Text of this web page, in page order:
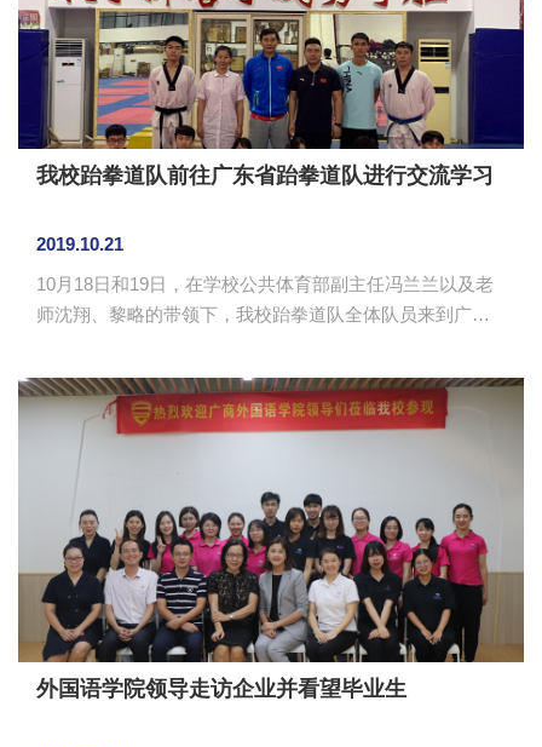
程及注意事项，为接下来的志愿活动做好准备。随后志愿
者们被分成若干个队伍并由领队...
我校跆拳道队前往广东省跆拳道队进行交流学习
2019.10.21
10月18日和19日，在学校公共体育部副主任冯兰兰以及老
师沈翔、黎略的带领下，我校跆拳道队全体队员来到广东
我校校队的队员们认真积极地参与训练，不仅学习了专业
的知识，还获得了精神上的激励。广东省跆拳道队的李来
教练为校队全体队员充分剖析了电子护具的特点，并针对
电子护具常用的打法进行教学，整个教学过程严谨。同
时，省队庄严的训练环境，给队员们留下了深刻的印象。
在这种认真、不屈的氛围里，目睹着身旁职业运动员的训
练，队员们体会到了职业运动员的严谨，为他...
外国语学院领导走访企业并看望毕业生